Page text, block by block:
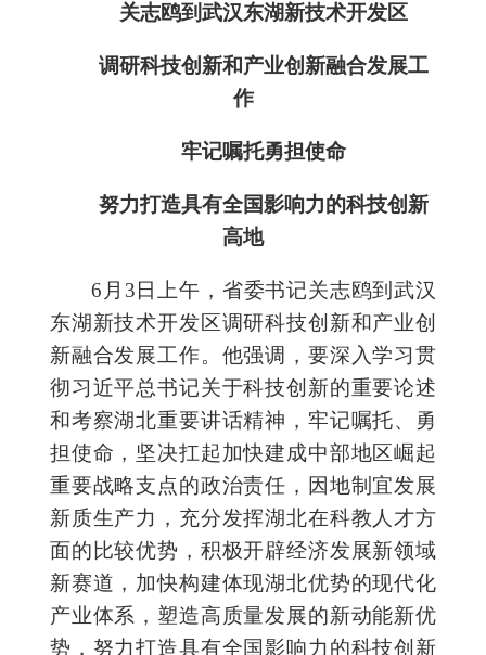
关志鸥到武汉东湖新技术开发区
调研科技创新和产业创新融合发展工
作
牢记嘱托勇担使命
努力打造具有全国影响力的科技创新
高地
6月3日上午，省委书记关志鸥到武汉
东湖新技术开发区调研科技创新和产业创
新融合发展工作。他强调，要深入学习贯
彻习近平总书记关于科技创新的重要论述
和考察湖北重要讲话精神，牢记嘱托、勇
担使命，坚决扛起加快建成中部地区崛起
重要战略支点的政治责任，因地制宜发展
新质生产力，充分发挥湖北在科教人才方
面的比较优势，积极开辟经济发展新领域
新赛道，加快构建体现湖北优势的现代化
产业体系，塑造高质量发展的新动能新优
势，努力打造具有全国影响力的科技创新